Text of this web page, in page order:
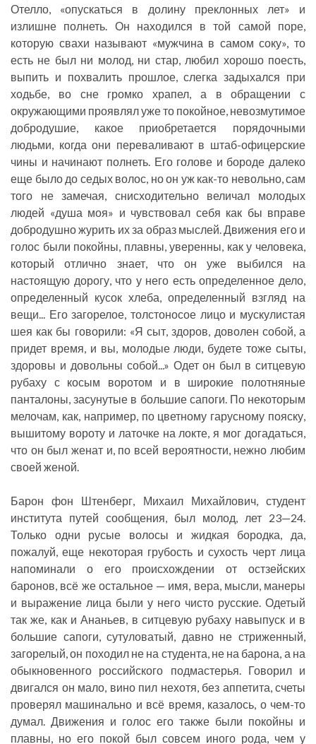
Отелло, «опускаться в долину преклонных лет» и
излишне полнеть. Он находился в той самой поре,
которую свахи называют «мужчина в самом соку», то
есть не был ни молод, ни стар, любил хорошо поесть,
выпить и похвалить прошлое, слегка задыхался при
ходьбе, во сне громко храпел, а в обращении с
окружающими проявлял уже то покойное, невозмутимое
добродушие, какое приобретается порядочными
людьми, когда они переваливают в штаб-офицерские
чины и начинают полнеть. Его голове и бороде далеко
еще было до седых волос, но он уж как-то невольно, сам
того не замечая, снисходительно величал молодых
людей «душа моя» и чувствовал себя как бы вправе
добродушно журить их за образ мыслей. Движения его и
голос были покойны, плавны, уверенны, как у человека,
который отлично знает, что он уже выбился на
настоящую дорогу, что у него есть определенное дело,
определенный кусок хлеба, определенный взгляд на
вещи... Его загорелое, толстоносое лицо и мускулистая
шея как бы говорили: «Я сыт, здоров, доволен собой, а
придет время, и вы, молодые люди, будете тоже сыты,
здоровы и довольны собой...» Одет он был в ситцевую
рубаху с косым воротом и в широкие полотняные
панталоны, засунутые в большие сапоги. По некоторым
мелочам, как, например, по цветному гарусному пояску,
вышитому вороту и латочке на локте, я мог догадаться,
что он был женат и, по всей вероятности, нежно любим
своей женой.
Барон фон Штенберг, Михаил Михайлович, студент
института путей сообщения, был молод, лет 23—24.
Только одни русые волосы и жидкая бородка, да,
пожалуй, еще некоторая грубость и сухость черт лица
напоминали о его происхождении от остзейских
баронов, всё же остальное — имя, вера, мысли, манеры
и выражение лица были у него чисто русские. Одетый
так же, как и Ананьев, в ситцевую рубаху навыпуск и в
большие сапоги, сутуловатый, давно не стриженный,
загорелый, он походил не на студента, не на барона, а на
обыкновенного российского подмастерья. Говорил и
двигался он мало, вино пил нехотя, без аппетита, счеты
проверял машинально и всё время, казалось, о чем-то
думал. Движения и голос его также были покойны и
плавны, но его покой был совсем иного рода, чем у